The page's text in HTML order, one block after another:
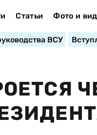
Статьи Фото и
ВСУ